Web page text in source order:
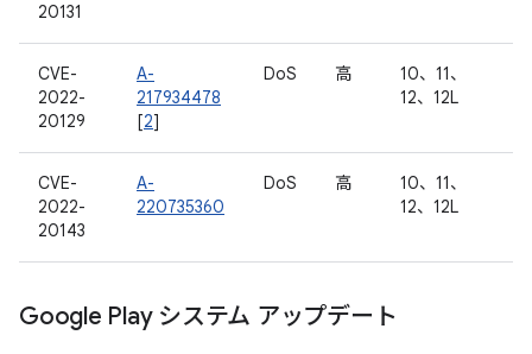
20131
CVE-
2022-
20129
A-
217934478
[2]
DoS 高
10、11、
12、12L
CVE-
2022-
20143
A-
220735360
DoS 高
10、11、
12、12L
Google Play システム アップデート